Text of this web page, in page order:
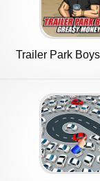
Trailer Park